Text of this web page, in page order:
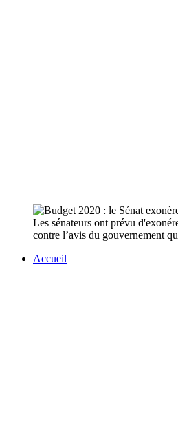
Les sénateurs ont prévu
contre l’avis du gouvernement
Accueil